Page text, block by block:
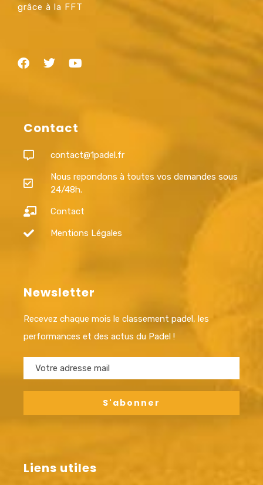
grâce à la FFT
Contact
contact@1padel.fr
Nous repondons à toutes vos demandes sous
24/48h.
Contact
Mentions Légales
Newsletter
Recevez chaque mois le classement padel, les
performances et des actus du Padel !
Liens utiles